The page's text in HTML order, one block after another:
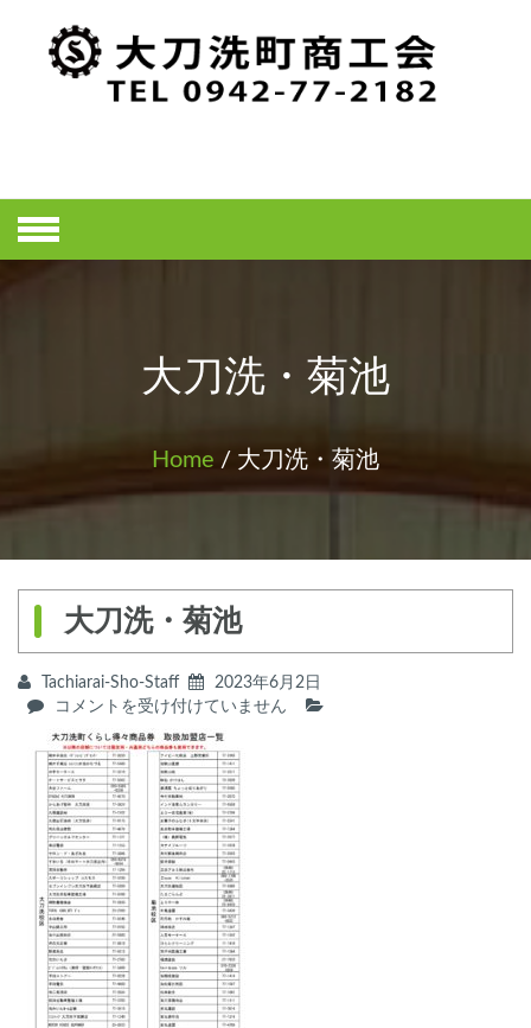
content
会ホームペー
大刀洗・菊池
Home / 大刀洗・菊池
大刀洗・菊池
Tachiarai-Sho-Staff
2023年6月2日
大
刀
洗・
菊
池
は
コメントを受け付けていません